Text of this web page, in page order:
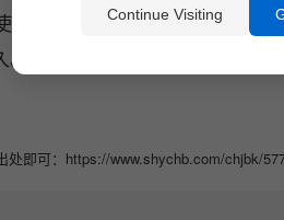
寿命就要更换催化剂了。因
另外就是损耗大及时进行维
处即可：https://www.shychb.com/chjbk/
Continue Visiting